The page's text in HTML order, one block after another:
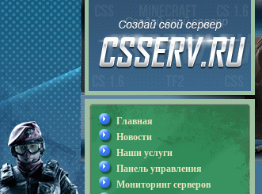
Главная
Новости
Наши услуги
Панель управления
Мониторинг серверов